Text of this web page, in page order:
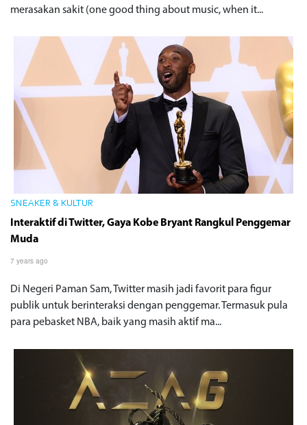
merasakan sakit (one good thing about music, when it...
SNEAKER & KULTUR
Interaktif di Twitter, Gaya Kobe Bryant Rangkul Penggemar
Muda
7 years ago
Di Negeri Paman Sam, Twitter masih jadi favorit para figur
publik untuk berinteraksi dengan penggemar. Termasuk pula
para pebasket NBA, baik yang masih aktif ma...